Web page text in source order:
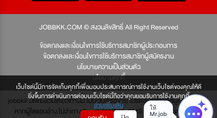
เว็บไซต์นี้มีการจัดเก็บคุกกี้เพื่อมอบประสบการณ์การใช้งานเว็บไซต์ของคุณให้ดี
ยิ่งขึ้นการดำเนินการต่อบนเว็บไซต์นี้ถือว่าคุณยอมรับการใช้งานคุกกี้
อ่านเพิ่มเติม
JOBBKK.COM © สงวนลิขสิทธิ์ All Right Reserved
ข้อตกลงและเงื่อนไขการใช้บริการสมาชิกผู้ประกอบการ
ข้อตกลงและเงื่อนไขการใช้บริการสมาชิกผู้สมัครงาน
นโยบายความเป็นส่วนตัว
นโยบายคุกกี้
jobbkk มีเพียงเว็บเดียวเท่านั้น ไม่มีเว็บเครือข่าย โปรดอย่าหลงเชื่อผู้แอบอ้าง และ
หากผู้ใดแอบอ้าง ไม่ว่าทาง Email, โทรศัพท์, SMS หรือทางใดก็ตาม จะถูก